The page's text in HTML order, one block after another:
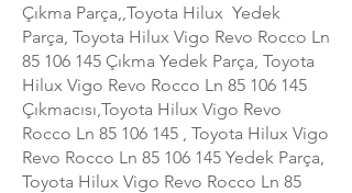
Çıkma Parça,,Toyota Hilux Yedek
Parça, Toyota Hilux Vigo Revo Rocco Ln
85 106 145 Çıkma Yedek Parça, Toyota
Hilux Vigo Revo Rocco Ln 85 106 145
Çıkmacısı,Toyota Hilux Vigo Revo
Rocco Ln 85 106 145 , Toyota Hilux Vigo
Revo Rocco Ln 85 106 145 Yedek Parça,
Toyota Hilux Vigo Revo Rocco Ln 85